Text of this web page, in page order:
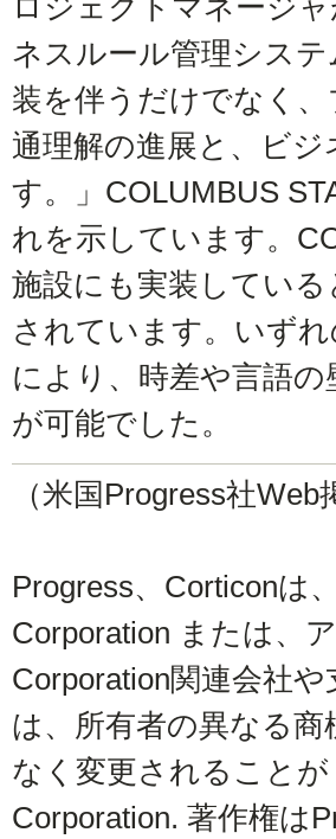
ロジェクトマネージ
ネスルール管理シス
装を伴うだけでなく
通理解の進展と、ビ
す。」COLUMBUS
れを示しています。
施設にも実装してい
されています。いず
により、時差や言語
が可能でした。
（米国Progress社
Progress、Corticonは
Corporation または、
Corporation関連会社
は、所有者の異なる
なく変更されること
Corporation. 著作権は